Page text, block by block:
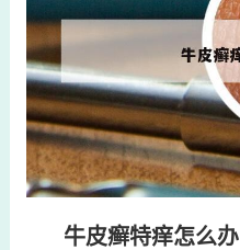
牛皮癣特痒怎么办